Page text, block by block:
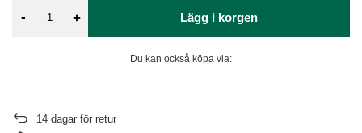
- + Lägg i korgen
Du kan också köpa via:
14 dagar för retur